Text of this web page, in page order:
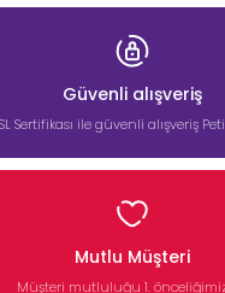
Güvenli alışveriş
Sertifikası ile güvenli alışveriş
Mutlu Müşteri
Müşteri mutluluğu 1.